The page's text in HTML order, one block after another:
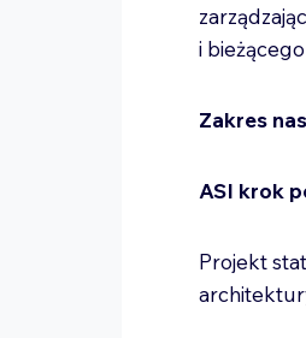
i
Zakres
ASI krok
Projekt